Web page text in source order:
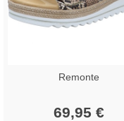
Remonte
69,95 €